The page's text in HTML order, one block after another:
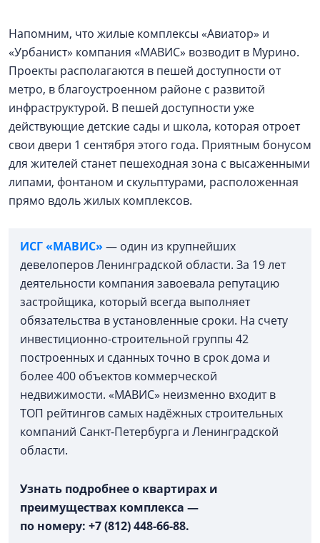
Напомним, что жилые комплексы «Авиатор» и
«Урбанист» компания «МАВИС» возводит в Мурино.
Проекты располагаются в пешей доступности от
метро, в благоустроенном районе с развитой
инфраструктурой. В пешей доступности уже
действующие детские сады и школа, которая отроет
свои двери 1 сентября этого года. Приятным бонусом
для жителей станет пешеходная зона с высаженными
липами, фонтаном и скульптурами, расположенная
прямо вдоль жилых комплексов.
ИСГ «МАВИС» — один из крупнейших
девелоперов Ленинградской области. За 19 лет
деятельности компания завоевала репутацию
застройщика, который всегда выполняет
обязательства в установленные сроки. На счету
инвестиционно-строительной группы 42
построенных и сданных точно в срок дома и
более 400 объектов коммерческой
недвижимости. «МАВИС» неизменно входит в
ТОП рейтингов самых надёжных строительных
компаний Санкт-Петербурга и Ленинградской
области.
Узнать подробнее о квартирах и
преимуществах комплекса —
по номеру: +7 (812) 448-66-88.